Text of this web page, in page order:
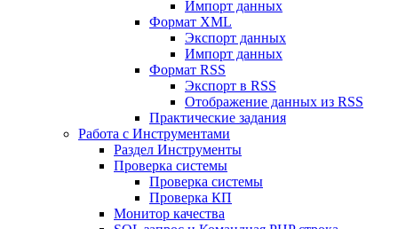
Импорт данных
Формат XML
Экспорт данных
Импорт данных
Формат RSS
Экспорт в RSS
Отображение данных из RSS
Практические задания
Работа с Инструментами
Раздел Инструменты
Проверка системы
Проверка системы
Проверка КП
Монитор качества